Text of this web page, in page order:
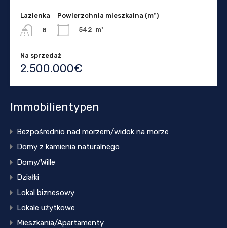
Lazienka
8
Powierzchnia mieszkalna (m²)
542 m²
Na sprzedaż
2.500.000€
Immobilientypen
Bezpośrednio nad morzem/widok na morze
Domy z kamienia naturalnego
Domy/Wille
Działki
Lokal biznesowy
Lokale użytkowe
Mieszkania/Apartamenty